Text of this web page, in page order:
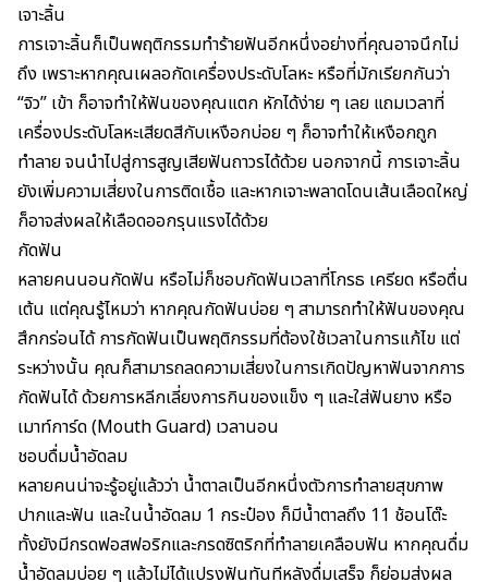
เจาะลิ้น
การเจาะลิ้นก็เป็นพฤติกรรมทำร้ายฟันอีกหนึ่งอย่างที่คุณอาจนึกไม่
ถึง เพราะหากคุณเผลอกัดเครื่องประดับโลหะ หรือที่มักเรียกกันว่า
“จิว” เข้า ก็อาจทำให้ฟันของคุณแตก หักได้ง่าย ๆ เลย แถมเวลาที่
เครื่องประดับโลหะเสียดสีกับเหงือกบ่อย ๆ ก็อาจทำให้เหงือกถูก
ทำลาย จนนำไปสู่การสูญเสียฟันถาวรได้ด้วย นอกจากนี้ การเจาะลิ้น
ยังเพิ่มความเสี่ยงในการติดเชื้อ และหากเจาะพลาดโดนเส้นเลือดใหญ่
ก็อาจส่งผลให้เลือดออกรุนแรงได้ด้วย
กัดฟัน
หลายคนนอนกัดฟัน หรือไม่ก็ชอบกัดฟันเวลาที่โกรธ เครียด หรือตื่น
เต้น แต่คุณรู้ไหมว่า หากคุณกัดฟันบ่อย ๆ สามารถทำให้ฟันของคุณ
สึกกร่อนได้ การกัดฟันเป็นพฤติกรรมที่ต้องใช้เวลาในการแก้ไข แต่
ระหว่างนั้น คุณก็สามารถลดความเสี่ยงในการเกิดปัญหาฟันจากการ
กัดฟันได้ ด้วยการหลีกเลี่ยงการกินของแข็ง ๆ และใส่ฟันยาง หรือ
เมาท์การ์ด (Mouth Guard) เวลานอน
ชอบดื่มน้ำอัดลม
หลายคนน่าจะรู้อยู่แล้วว่า น้ำตาลเป็นอีกหนึ่งตัวการทำลายสุขภาพ
ปากและฟัน และในน้ำอัดลม 1 กระป๋อง ก็มีน้ำตาลถึง 11 ช้อนโต๊ะ
ทั้งยังมีกรดฟอสฟอริกและกรดซิตริกที่ทำลายเคลือบฟัน หากคุณดื่ม
น้ำอัดลมบ่อย ๆ แล้วไม่ได้แปรงฟันทันทีหลังดื่มเสร็จ ก็ย่อมส่งผล